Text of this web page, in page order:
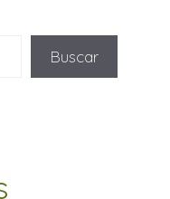
Buscar